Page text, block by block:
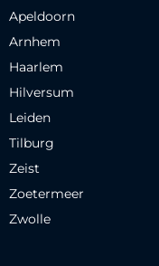
Apeldoorn
Arnhem
Haarlem
Hilversum
Leiden
Tilburg
Zeist
Zoetermeer
Zwolle